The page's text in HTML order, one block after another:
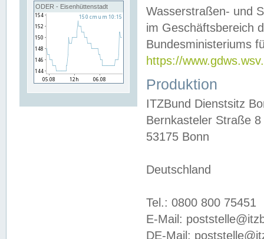
ODER - Eisenhüttenstadt
Wasserstraßen- und
im Geschäftsbereich
Bundesministeriums
https://
Produktion
ITZBund Dienstsitz
Bernkasteler Straße 8
53175 Bonn
Deutschland
Tel.: 0800 800 75451
E-Mail:
DE-Mail: